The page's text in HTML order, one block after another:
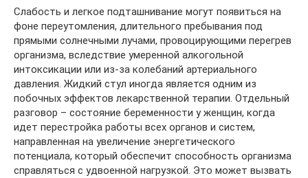
Слабость и легкое подташнивание могут появиться на
фоне переутомления, длительного пребывания под
прямыми солнечными лучами, провоцирующими перегрев
организма, вследствие умеренной алкогольной
интоксикации или из-за колебаний артериального
давления. Жидкий стул иногда является одним из
побочных эффектов лекарственной терапии. Отдельный
разговор – состояние беременности у женщин, когда
идет перестройка работы всех органов и систем,
направленная на увеличение энергетического
потенциала, который обеспечит способность организма
справляться с удвоенной нагрузкой. Это может вызвать